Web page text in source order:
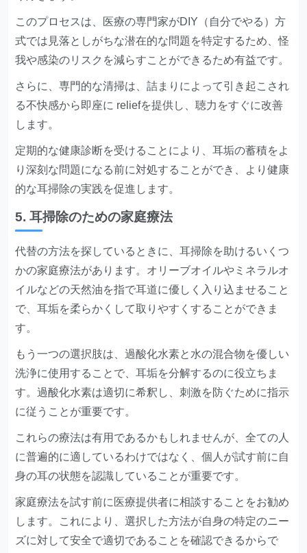
このプロセスは、医療の専門家がDIY（自分でやる）方
式では見落としがちな潜在的な問題を特定するため、怪
我や感染のリスクを減らすことができるため有益です。
さらに、専門的な清掃は、詰まりによって引き起こされ
る不快感から即座に reliefを提供し、聴力をすぐに改善
します。
定期的な健康診断を受けることにより、耳垢の蓄積をよ
り深刻な問題になる前に対処することができ、より健康
的な耳掃除の実践を促進します。
5. 耳掃除のための家庭療法
代替の方法を探しているときに、耳掃除を助けるいくつ
かの家庭療法があります。オリーブオイルやミネラルオ
イルなどの天然油を指で耳道に優しく入り込ませること
で、耳垢を柔らかくして取りやすくすることができま
す。
もう一つの選択肢は、過酸化水素と水の混合物を優しい
洗浄に使用することで、耳垢を分解するのに役立ちま
す。過酸化水素は適切に希釈し、刺激を防ぐために指示
に従うことが重要です。
これらの療法は有用であるかもしれませんが、全ての人
に普遍的に適しているわけではなく、個人が試す前に自
身の耳の状態を認識していることが重要です。
家庭療法を試す前に医療提供者に相談することをお勧め
します。これにより、選択した方法が自身の特定のニー
ズに対して安全で適切であることを確認できるからで